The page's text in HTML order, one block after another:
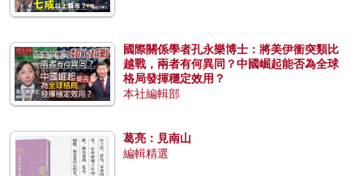
國際關係學者孔永樂博士：將美伊衝突類比
越戰，兩者有何異同？中國崛起能否為全球
格局發揮穩定效用？
本社編輯部
葛亮：見南山
編輯精選